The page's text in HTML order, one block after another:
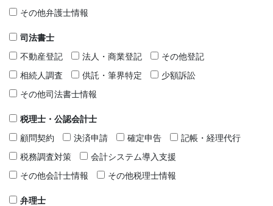
その他弁護士情報
司法書士
不動産登記
法人・商業登記
その他登記
相続人調査
供託・筆界特定
少額訴訟
その他司法書士情報
税理士・公認会計士
顧問契約
決済申請 確定申告
記帳・経理代行
税務調査対策
会計システム導入支援
その他会計士情報
その他税理士情報
弁理士